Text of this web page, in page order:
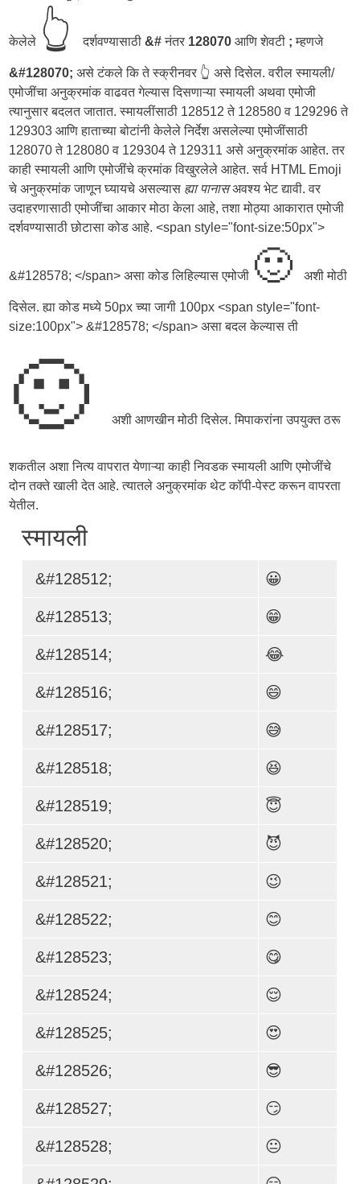
केलेले 👆दर्शवण्यासाठी&#नंतर 128070 आणि शेवटी ;म्हणजे
&#128070; असे टंकले कि ते स्क्रीनवर 👆 असे दिसेल. वरील स्मायली/
एमोजींचा अनुक्रमांक वाढवत गेल्यास दिसणाऱ्या स्मायली अथवा एमोजी
त्यानुसार बदलत जातात. स्मायलींसाठी 128512 ते 128580 व 129296 ते
129303 आणि हाताच्या बोटांनी केलेले निर्देश असलेल्या एमोजींसाठी
128070 ते 128080 व 129304 ते 129311 असे अनुक्रमांक आहेत. तर
काही स्मायली आणि एमोजींचे क्रमांक विखुरलेले आहेत. सर्व HTML Emoji
चे अनुक्रमांक जाणून घ्यायचे असल्यास ह्या पानासअवश्य भेट द्यावी. वर
उदाहरणासाठी एमोजींचा आकार मोठा केला आहे, तशा मोठ्या आकारात एमोजी
दर्शवण्यासाठी छोटासा कोड आहे. <span style="font-size:50px">
&#128578; </span> असा कोड लिहिल्यास एमोजी 🙂अशी मोठी
दिसेल. ह्या कोड मध्ये 50px च्या जागी 100px <span style="font-
size:100px"> &#128578; </span> असा बदल केल्यास ती
🙂अशी आणखीन मोठी दिसेल. मिपाकरांना उपयुक्त ठरू
शकतील अशा नित्य वापरात येणाऱ्या काही निवडक स्मायली आणि एमोजींचे
दोन तक्ते खाली देत आहे. त्यातले अनुक्रमांक थेट कॉपी-पेस्ट करून वापरता
येतील.
स्मायली
&#128512; 😀
&#128513; 😁
&#128514; 😂
&#128516; 😄
&#128517; 😅
&#128518; 😆
&#128519; 😇
&#128520; 😈
&#128521; 😉
&#128522; 😊
&#128523; 😋
&#128524; 😌
&#128525; 😍
&#128526; 😎
&#128527; 😏
&#128528; 😐